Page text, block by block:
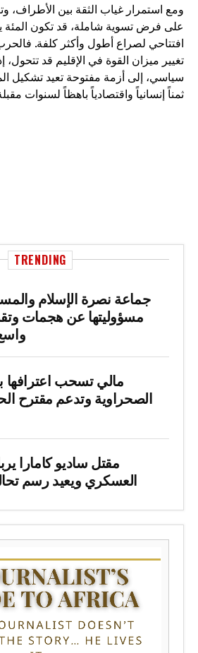
ومع استمرار غياب الثقة بين الأطراف،
على فرض تسوية شاملة، قد تكون المئة
افتتاحي لصراع أطول وأكثر كلفة.
تغيير ميزان القوة في الإقليم قد تتحول،
سياسي، إلى أزمة مفتوحة تعيد تشكيل
ثمناً إنسانياً واقتصادياً باهظاً لسنوات
TRENDING
جماعة نصرة الإسلام
مسؤوليتها عن هجمات
مالي تسحب اعترافها
الصحراوية وتدعم مقترح
مقتل ساديو كامارا
العسكري ويعيد رسم